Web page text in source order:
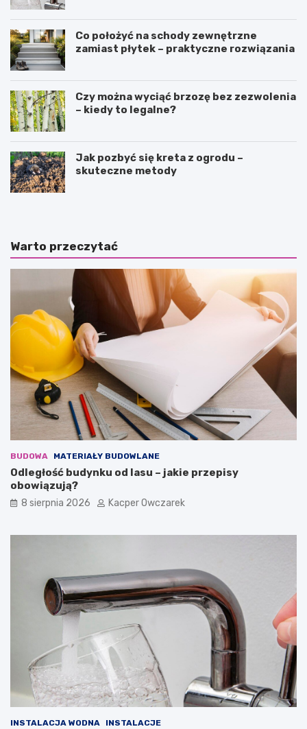
Co położyć na schody zewnętrzne
zamiast płytek – praktyczne rozwiązania
Czy można wyciąć brzozę bez zezwolenia
– kiedy to legalne?
Jak pozbyć się kreta z ogrodu –
skuteczne metody
Warto przeczytać
BUDOWA MATERIAŁY BUDOWLANE
Odległość budynku od lasu – jakie przepisy
obowiązują?
8 sierpnia 2026 Kacper Owczarek
INSTALACJA WODNA INSTALACJE